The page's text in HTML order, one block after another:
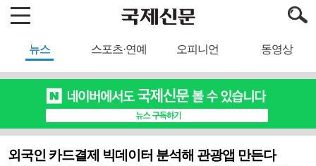
뉴스 스포츠·연예 오피니언 동영상
외국인 카드결제 빅데이터 분석해 관광앱 만든다